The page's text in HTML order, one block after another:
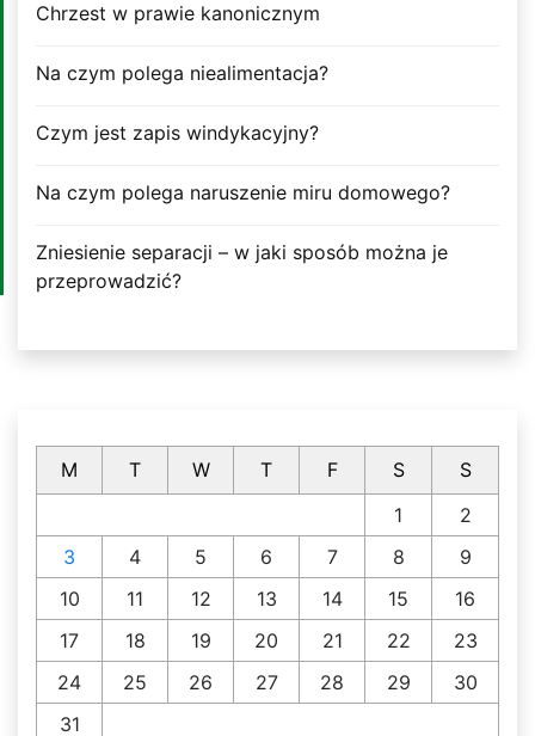
Chrzest w prawie kanonicznym
Na czym polega niealimentacja?
Czym jest zapis windykacyjny?
Na czym polega naruszenie miru domowego?
Zniesienie separacji – w jaki sposób można je
przeprowadzić?
M T W T F S
S
1
2
3
4 5 6 7 8
9
10
11 12 13 14 15
16
17
18 19 20 21 22
23
24
25 26 27 28 29
30
31